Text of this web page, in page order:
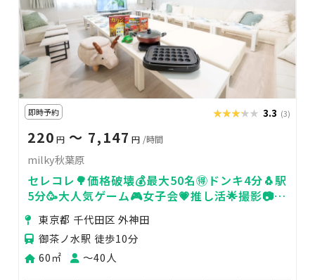
即時予約 ★★★★★
★★★★★ 3.3 (3)
220 円 〜 7,147 円 /時間
milky秋葉原
セレコレ🌳価格破壊💰最大50名🉐ドンキ4分🐧駅
5分🥳大人気ゲーム🎮女子会💗推し活🌟撮影📷パ
ーティ飲み会🍻milky秋葉原
東京都 千代田区 外神田
御茶ノ水駅 徒歩10分
60㎡
〜40人